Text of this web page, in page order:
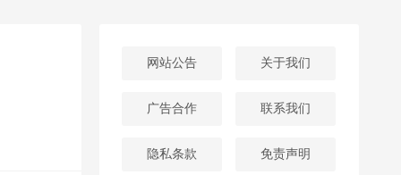
网站公告 关于我们
广告合作 联系我们
隐私条款 免责声明